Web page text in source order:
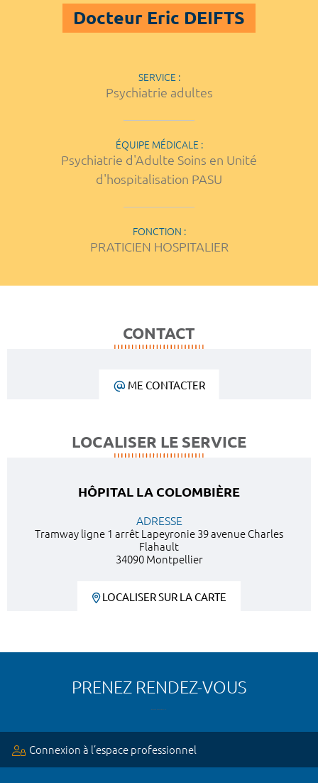
Docteur Eric DEIFTS
SERVICE :
Psychiatrie adultes
ÉQUIPE MÉDICALE :
Psychiatrie d'Adulte Soins en Unité
d'hospitalisation PASU
FONCTION :
PRATICIEN HOSPITALIER
CONTACT
ME CONTACTER
LOCALISER LE SERVICE
HÔPITAL LA COLOMBIÈRE
ADRESSE
Tramway ligne 1 arrêt Lapeyronie 39 avenue Charles
Flahault
34090 Montpellier
LOCALISER SUR LA CARTE
PRENEZ RENDEZ-VOUS
Connexion à l’espace professionnel